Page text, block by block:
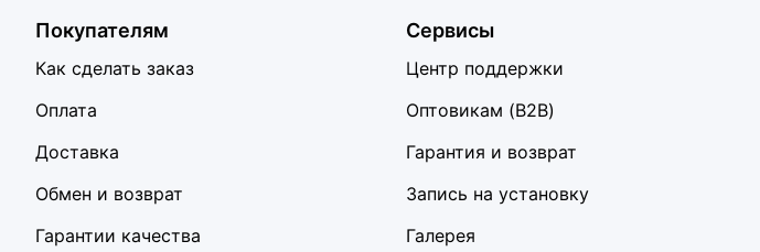
Покупателям
Как сделать заказ
Оплата
Доставка
Обмен и возврат
Гарантии качества
Сервисы
Центр поддержки
Оптовикам (B2B)
Гарантия и возврат
Запись на установку
Галерея